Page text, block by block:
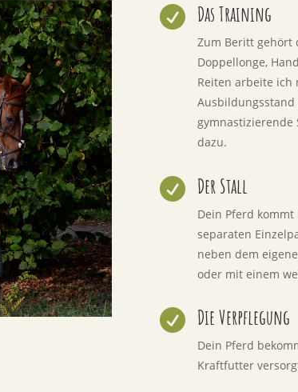
 Das Training
Zum Beritt gehört
Doppellonge,
Reiten arbeite ich
Ausbildungsstand
gymnastizierende
dazu.
 Der Stall
Dein Pferd
separaten
neben dem
oder mit einem
 Die Verpflegung
Dein Pferd
Kraftfutter